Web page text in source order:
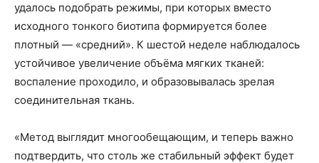
удалось подобрать режимы, при которых вместо
исходного тонкого биотипа формируется более
плотный — «средний». К шестой неделе наблюдалось
устойчивое увеличение объёма мягких тканей:
воспаление проходило, и образовывалась зрелая
соединительная ткань.
«Метод выглядит многообещающим, и теперь важно
подтвердить, что столь же стабильный эффект будет